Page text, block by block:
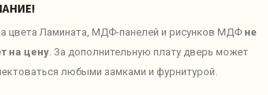
цвета Ламината, МДФ-панелей и рисунков МДФ не
на цену. За дополнительную плату дверь может
любыми замками и фурнитурой.